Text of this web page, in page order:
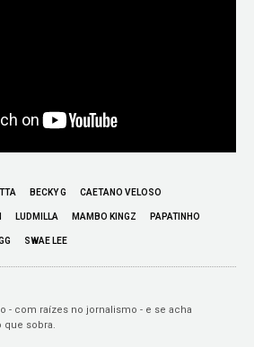
BECKY G CAETANO VELOSO
LUDMILLA MAMBO KINGZ PAPATINHO
SWAE LEE
- com raízes no jornalismo - e se acha
que sobra.